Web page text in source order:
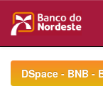
navigationDSpace - BNB -